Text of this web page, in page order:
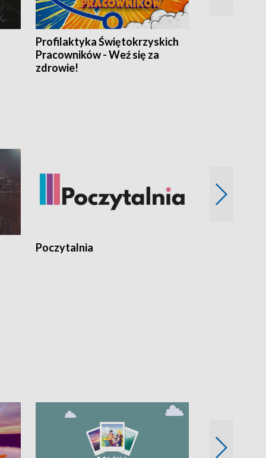
Profilaktyka Świętokrzyskich
Pracowników - Weź się za
zdrowie!
Poczytalnia